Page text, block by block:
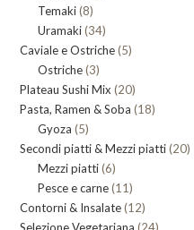
Temaki 88
prodotti
Uramaki 3434
prodotti
Caviale e Ostriche 55
Ostriche 33
prodotti
Plateau Sushi Mix 2020
prodotti
Pasta, Ramen & Soba 1818
Gyoza 55
prodotti
Secondi piatti & Mezzi piatti 2020
Mezzi piatti 66
prodotti
Pesce e carne 1111
prodotti
Contorni & Insalate 1212
24